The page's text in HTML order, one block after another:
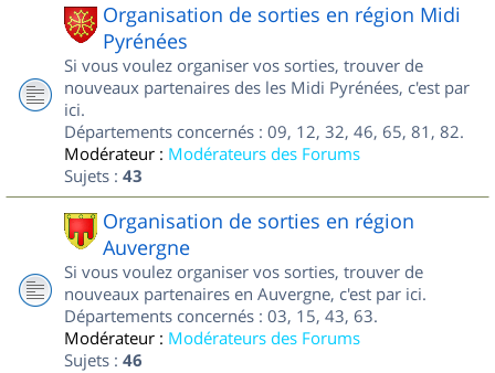
Organisation de sorties en région Midi
Pyrénées
Si vous voulez organiser vos sorties, trouver de
nouveaux partenaires des les Midi Pyrénées, c'est par
ici.
Départements concernés : 09, 12, 32, 46, 65, 81, 82.
Modérateur : Modérateurs des Forums
Sujets : 43
Organisation de sorties en région
Auvergne
Si vous voulez organiser vos sorties, trouver de
nouveaux partenaires en Auvergne, c'est par ici.
Départements concernés : 03, 15, 43, 63.
Modérateur : Modérateurs des Forums
Sujets : 46